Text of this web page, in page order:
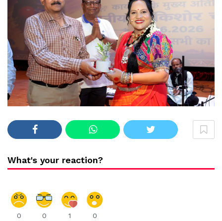
What's your reaction?
0 0 1 0